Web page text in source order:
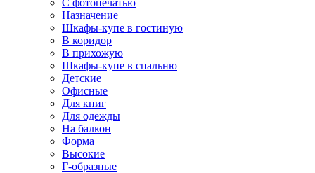
С фотопечатью
Назначение
Шкафы-купе в гостиную
В коридор
В прихожую
Шкафы-купе в спальню
Детские
Офисные
Для книг
Для одежды
На балкон
Форма
Высокие
Г-образные